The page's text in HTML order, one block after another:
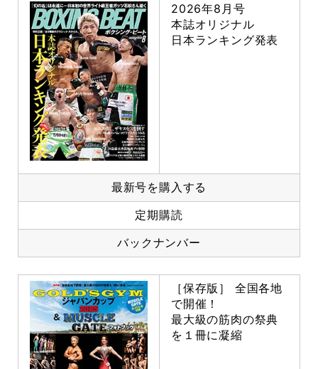
2026年8月号
本誌オリジナル
日本ランキング発表
最新号を購入する
定期購読
バックナンバー
［保存版］ 全国各地
で開催！
最大級の筋肉の祭典
を１冊に凝縮